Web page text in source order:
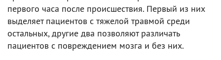
первого часа после происшествия. Первый из них
выделяет пациентов с тяжелой травмой среди
остальных, другие два позволяют различать
пациентов с повреждением мозга и без них.